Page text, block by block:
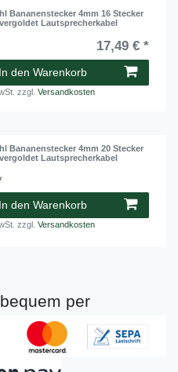
Bananenstecker 4mm 16 Stecker
Lautsprecherkabel
17,49 € *
In den Warenkorb
zzgl.Versandkosten
Bananenstecker 4mm 20 Stecker
Lautsprecherkabel
In den Warenkorb
zzgl.Versandkosten
per